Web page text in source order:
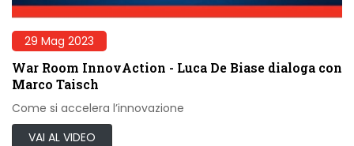
29 Mag 2023
War Room InnovAction - Luca De Biase dialoga con
Marco Taisch
Come si accelera l’innovazione
VAI AL VIDEO